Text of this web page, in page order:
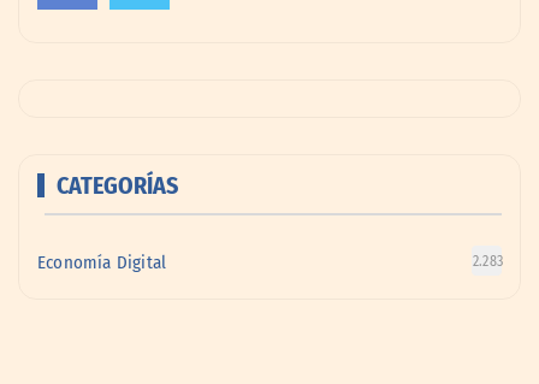
CATEGORÍAS
Economía Digital 2.283